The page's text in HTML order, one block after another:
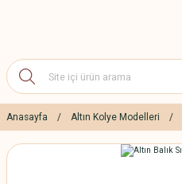
Anasayfa Altın Kolye Modelleri